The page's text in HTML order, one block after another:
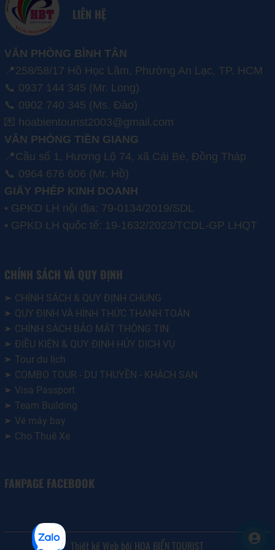
LIÊN HỆ
VĂN PHÒNG BÌNH TÂN
📍258/58/17 Hồ Học Lãm, Phường An Lạc, TP. HCM
📞 0937 144 345 (Mr. Long)
📞 0902 740 345 (Ms. Đào)
💌 hoabientourist2003@gmail.com
VĂN PHÒNG TIỀN GIANG
📍Cầu số 1, Hương Lộ 74, xã Cái Bè, Đồng Tháp
📞 0964 676 606 (Mr. Hồ)
GIẤY PHÉP KINH DOANH
• GPKD LH nội địa: 79-0134/2019/SDL
• GPKD LH quốc tế: 19-1632/2023/TCDL-GP LHQT
CHÍNH SÁCH VÀ QUY ĐỊNH
CHÍNH SÁCH & QUY ĐỊNH CHUNG
QUY ĐỊNH VÀ HÌNH THỨC THANH TOÁN
CHÍNH SÁCH BẢO MẬT THÔNG TIN
ĐIỀU KIỆN & QUY ĐỊNH HỦY DỊCH VỤ
Tour du lịch
COMBO TOUR - DU THUYỀN - KHÁCH SẠN
Visa Passport
Team Building
Vé máy bay
Cho Thuê Xe
FANPAGE FACEBOOK
Thiết kế Web bởi HOA BIỂN TOURIST